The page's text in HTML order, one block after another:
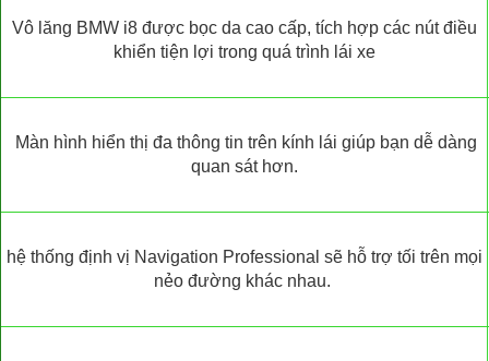
Vô lăng BMW i8 được bọc da cao cấp, tích hợp các nút điều
khiển tiện lợi trong quá trình lái xe
Màn hình hiển thị đa thông tin trên kính lái giúp bạn dễ dàng
quan sát hơn.
hệ thống định vị Navigation Professional sẽ hỗ trợ tối trên mọi
nẻo đường khác nhau.